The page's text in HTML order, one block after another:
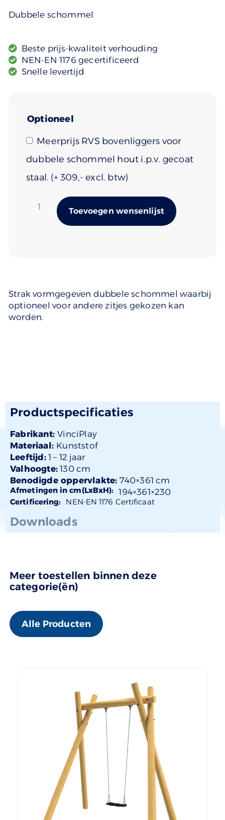
Dubbele schommel
Beste prijs-kwaliteit verhouding
NEN-EN 1176 gecertificeerd
Snelle levertijd
Optioneel
Meerprijs RVS bovenliggers voor
dubbele schommel hout i.p.v. gecoat
staal. (+309 )
Toevoegen wensenlijst
Strak vormgegeven dubbele schommel waarbij
optioneel voor andere zitjes gekozen kan
worden.
Productspecificaties
Fabrikant:VinciPlay
Materiaal: Kunststof
Leeftijd:1 – 12 jaar
Valhoogte: 130 cm
Benodigde oppervlakte: 740×361 cm
Afmetingen in cm(LxBxH): 194×361×230
Certificering: NEN-EN 1176 Certificaat
Downloads
Meer toestellen binnen deze
categorie(ën)
Alle Producten